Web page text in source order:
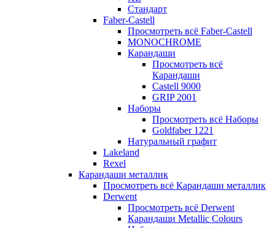
Стандарт
Faber-Castell
Просмотреть всё Faber-Castell
MONOCHROME
Карандаши
Просмотреть всё
Карандаши
Castell 9000
GRIP 2001
Наборы
Просмотреть всё Наборы
Goldfaber 1221
Натуральный графит
Lakeland
Rexel
Карандаши металлик
Просмотреть всё Карандаши металлик
Derwent
Просмотреть всё Derwent
Карандаши Metallic Colours